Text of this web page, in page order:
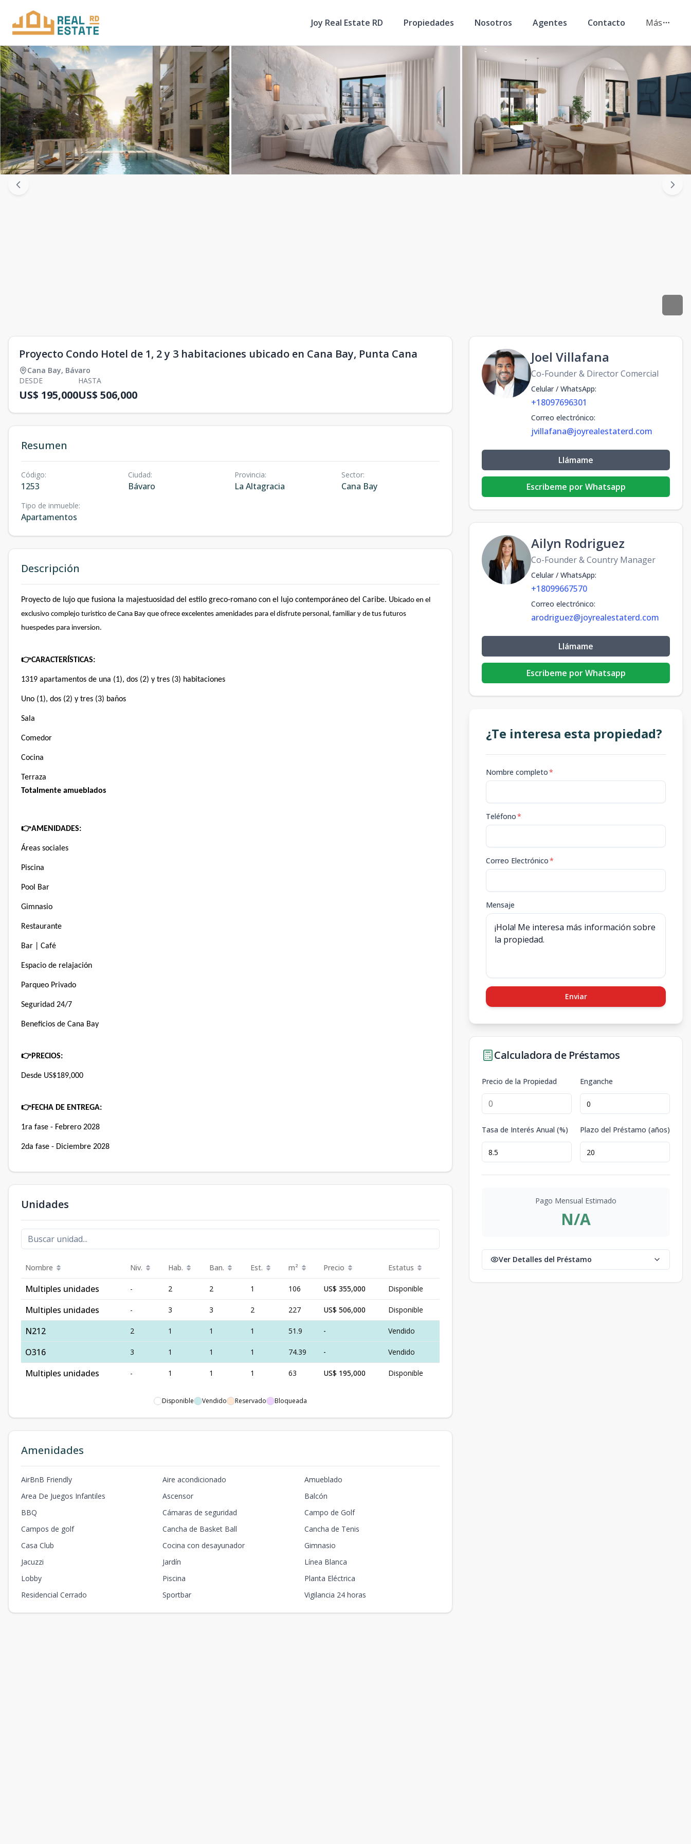
Joy Real Estate RD Propiedades Nosotros Agentes Contacto Más
Proyecto Condo Hotel de 1, 2 y 3 habitaciones ubicado en Cana Bay, Punta Cana
Cana Bay, Bávaro
DESDE
US$ 195,000
HASTA
US$ 506,000
Resumen
Código:
1253
Ciudad:
Bávaro
Provincia:
La Altagracia
Sector:
Cana Bay
Tipo de inmueble:
Apartamentos
Descripción
Proyecto de lujo que fusiona la majestuosidad del estilo greco-romano con el lujo contemporáneo del Caribe. Ubicado en el
exclusivo complejo turistico de Cana Bay que ofrece excelentes amenidades para el disfrute personal, familiar y de tus futuros
huespedes para inversion.
👉CARACTERÍSTICAS:
1319 apartamentos de una (1), dos (2) y tres (3) habitaciones
Uno (1), dos (2) y tres (3) baños
Sala
Comedor
Cocina
Terraza
Totalmente amueblados
👉AMENIDADES:
Áreas sociales
Piscina
Pool Bar
Gimnasio
Restaurante
Bar | Café
Espacio de relajación
Parqueo Privado
Seguridad 24/7
Beneficios de Cana Bay
👉PRECIOS:
Desde US$189,000
👉FECHA DE ENTREGA:
1ra fase - Febrero 2028
2da fase - Diciembre 2028
Unidades
Nombre Niv. Hab. Ban. Est. m² Precio Estatus
Multiples unidades - 2 2 1 106 US$ 355,000 Disponible
Multiples unidades - 3 3 2 227 US$ 506,000 Disponible
N212 2 1 1 1 51.9 - Vendido
O316 3 1 1 1 74.39 - Vendido
Multiples unidades - 1 1 1 63 US$ 195,000 Disponible
Disponible Vendido Reservado Bloqueada
Amenidades
AirBnB Friendly Aire acondicionado
Amueblado
Area De Juegos Infantiles
Ascensor
Balcón
BBQ
Cámaras de seguridad
Campo de Golf
Campos de golf
Cancha de Basket Ball
Cancha de Tenis
Casa Club
Cocina con desayunador
Gimnasio
Jacuzzi
Jardín
Línea Blanca
Lobby
Piscina
Planta Eléctrica
Residencial Cerrado
Sportbar Vigilancia 24 horas
Joel Villafana
Co-Founder & Director Comercial
Celular / WhatsApp:
+18097696301
Correo electrónico:
jvillafana@joyrealestaterd.com
Llámame
Escribeme por Whatsapp
Ailyn Rodriguez
Co-Founder & Country Manager
Celular / WhatsApp:
+18099667570
Correo electrónico:
arodriguez@joyrealestaterd.com
Llámame
Escribeme por Whatsapp
¿Te interesa esta propiedad?
Nombre completo*
Teléfono*
Correo Electrónico*
Mensaje
Enviar
Calculadora de Préstamos
Precio de la Propiedad Enganche
Tasa de Interés Anual (%) Plazo del Préstamo (años)
Pago Mensual Estimado
N/A
Ver Detalles del Préstamo